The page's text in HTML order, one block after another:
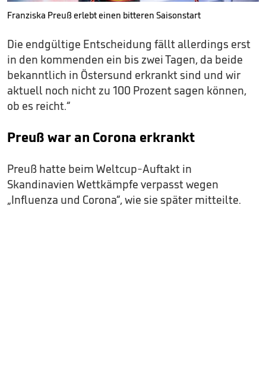
Franziska Preuß erlebt einen bitteren Saisonstart
Die endgültige Entscheidung fällt allerdings erst
in den kommenden ein bis zwei Tagen, da beide
bekanntlich in Östersund erkrankt sind und wir
aktuell noch nicht zu 100 Prozent sagen können,
ob es reicht.“
Preuß war an Corona erkrankt
Preuß hatte beim Weltcup-Auftakt in
Skandinavien Wettkämpfe verpasst wegen
„Influenza und Corona“, wie sie später mitteilte.